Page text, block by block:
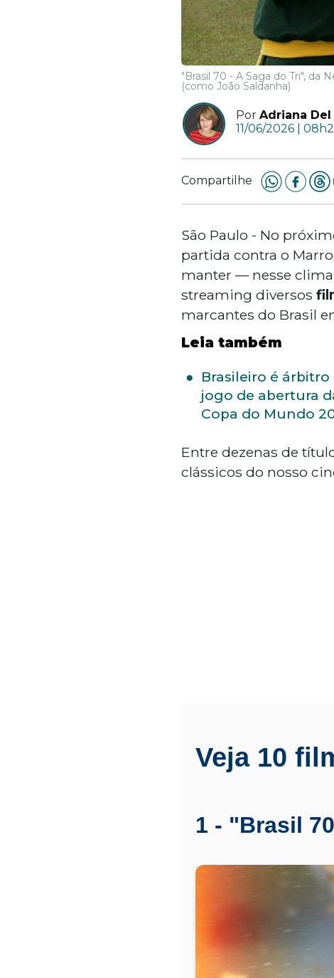
"Brasil 70 - A Saga do Tri", da
(como João Saldanha)
Por Adriana Del
11/06/2026 |
Compartilhe
São Paulo - No
partida contra o
manter — nesse clima
streaming diversos
marcantes do Brasil
Leia também
Brasileiro é árbitro
jogo de abertura
Copa do Mundo
Entre dezenas de
clássicos do nosso